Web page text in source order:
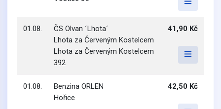
01.08.
ČS Olvan ´Lhota´
Lhota za Červeným Kostelcem
Lhota za Červeným Kostelcem
392
41,90 Kč
01.08.
Benzina ORLEN
Hořice
42,50 Kč